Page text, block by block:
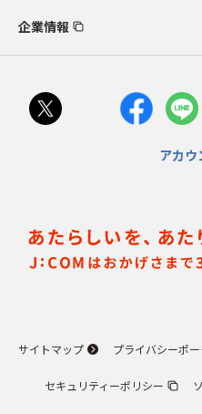
企業情報
アカウ
サイトマップ プライバシーポ
セキュリティーポリシー